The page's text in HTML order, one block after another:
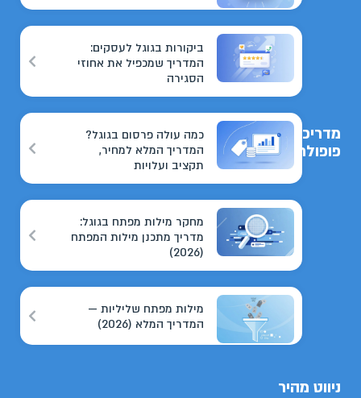
מדריכים
פופולריים
ביקורות בגוגל לעסקים:
המדריך שמכפיל את אחוזי
הסגירה
כמה עולה פרסום בגוגל?
המדריך המלא למחיר,
תקציב ועלויות
מחקר מילות מפתח בגוגל:
מדריך מתכנן מילות המפתח
(2026)
מילות מפתח שליליות —
המדריך המלא (2026)
ניווט מהיר